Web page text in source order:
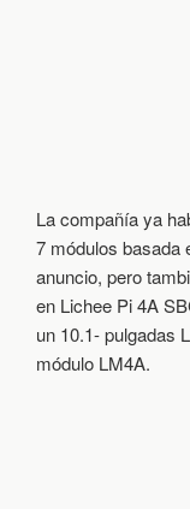
La compañía ya
7 módulos basada
anuncio, pero
en Lichee Pi 4A
un 10.1- pulgadas
módulo LM4A.